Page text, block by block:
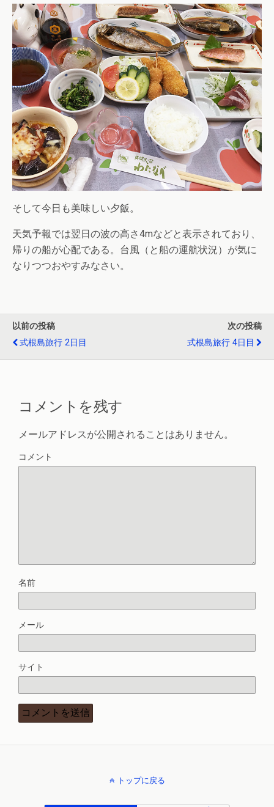
そして今日も美味しい夕飯。
天気予報では翌日の波の高さ4mなどと表示されており、
帰りの船が心配である。台風（と船の運航状況）が気に
なりつつおやすみなさい。
以前の投稿
式根島旅行 2日目
次の投稿
式根島旅行 4日目
コメントを残す
メールアドレスが公開されることはありません。
コメント
名前
メール
サイト
トップに戻る